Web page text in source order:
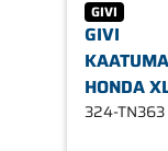
GIVI
GIVI
HONDA
TRANSALP
324-TN363